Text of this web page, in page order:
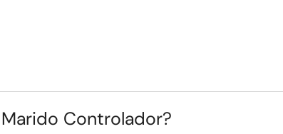
Controlador?